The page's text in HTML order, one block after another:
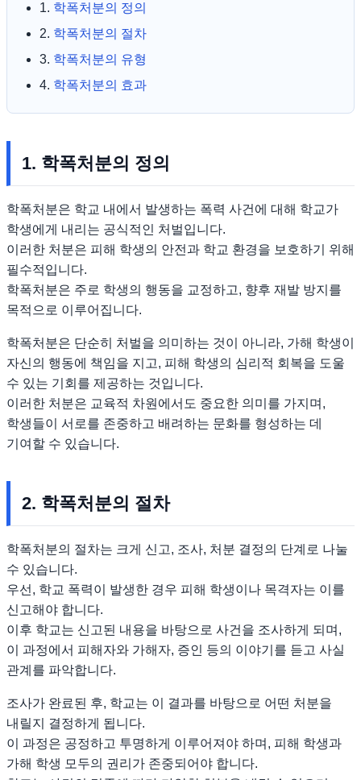
1. 학폭처분의 정의
2. 학폭처분의 절차
3. 학폭처분의 유형
4. 학폭처분의 효과
1. 학폭처분의 정의
학폭처분은 학교 내에서 발생하는 폭력 사건에 대해 학교가
학생에게 내리는 공식적인 처벌입니다.
이러한 처분은 피해 학생의 안전과 학교 환경을 보호하기 위해
필수적입니다.
학폭처분은 주로 학생의 행동을 교정하고, 향후 재발 방지를
목적으로 이루어집니다.
학폭처분은 단순히 처벌을 의미하는 것이 아니라, 가해 학생이
자신의 행동에 책임을 지고, 피해 학생의 심리적 회복을 도울
수 있는 기회를 제공하는 것입니다.
이러한 처분은 교육적 차원에서도 중요한 의미를 가지며,
학생들이 서로를 존중하고 배려하는 문화를 형성하는 데
기여할 수 있습니다.
2. 학폭처분의 절차
학폭처분의 절차는 크게 신고, 조사, 처분 결정의 단계로 나눌
수 있습니다.
우선, 학교 폭력이 발생한 경우 피해 학생이나 목격자는 이를
신고해야 합니다.
이후 학교는 신고된 내용을 바탕으로 사건을 조사하게 되며,
이 과정에서 피해자와 가해자, 증인 등의 이야기를 듣고 사실
관계를 파악합니다.
조사가 완료된 후, 학교는 이 결과를 바탕으로 어떤 처분을
내릴지 결정하게 됩니다.
이 과정은 공정하고 투명하게 이루어져야 하며, 피해 학생과
가해 학생 모두의 권리가 존중되어야 합니다.